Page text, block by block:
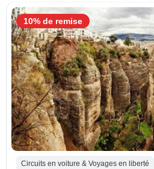
Circuits en voiture & Voyages en liberté
10% de remise